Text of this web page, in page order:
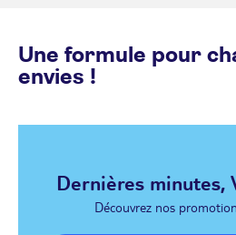
Une formule pour
envies !
Dernières minutes,
Découvrez nos